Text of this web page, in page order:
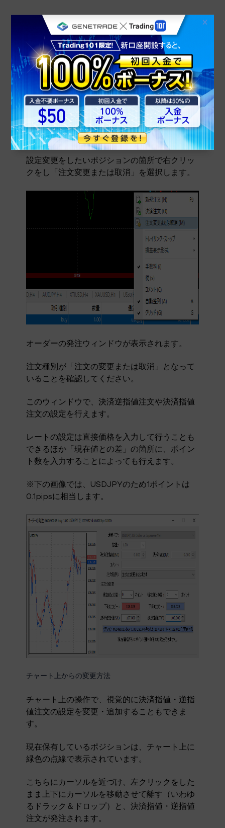
右クリックメニューからの変更方法
ポジションに関する、決済指値・逆指値注文の
設定を変更することができます。
この操作は、新規注文の際に決済指値・逆指値
注文の設定を行っていない場合であっても可能
です。
設定変更はポジション1つ1つ個別に行う必要が
あります。
設定変更をしたいポジションの箇所で右クリッ
クをし「注文変更または取消」を選択します。
オーダーの発注ウィンドウが表示されます。
注文種別が「注文の変更または取消」となって
いることを確認してください。
このウィンドウで、決済逆指値注文や決済指値
注文の設定を行えます。
レートの設定は直接価格を入力して行うことも
できるほか「現在値との差」の箇所に、ポイン
ト数を入力することによっても行えます。
※下の画像では、USDJPYのため1ポイントは
0.1pipsに相当します。
チャート上からの変更方法
チャート上の操作で、視覚的に決済指値・逆指
値注文の設定を変更・追加することもできま
す。
現在保有しているポジションは、チャート上に
緑色の点線で表示されています。
こちらにカーソルを近づけ、左クリックをした
まま上下にカーソルを移動させて離す（いわゆ
るドラック＆ドロップ）と、決済指値・逆指値
注文が発注されます。